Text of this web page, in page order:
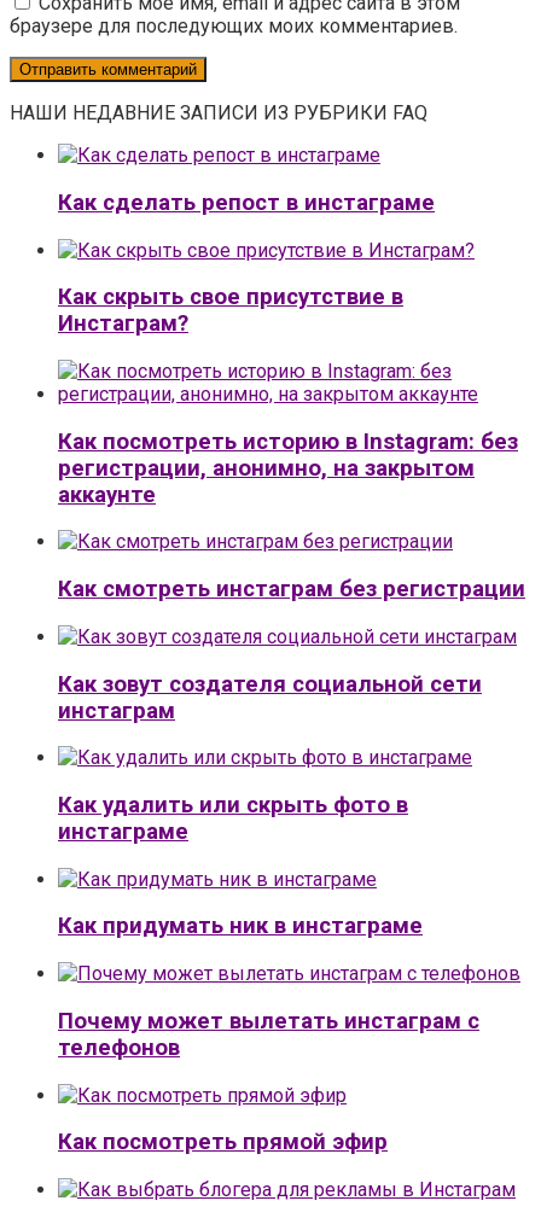
браузере для последующих моих комментариев.
НАШИ НЕДАВНИЕ ЗАПИСИ ИЗ РУБРИКИ FAQ
Как сделать репост в инстаграме
Как скрыть свое присутствие в
Инстаграм?
Как посмотреть историю в Instagram: без
регистрации, анонимно, на закрытом
аккаунте
Как смотреть инстаграм без регистрации
Как зовут создателя социальной сети
инстаграм
Как удалить или скрыть фото в
инстаграме
Как придумать ник в инстаграме
Почему может вылетать инстаграм с
телефонов
Как посмотреть прямой эфир